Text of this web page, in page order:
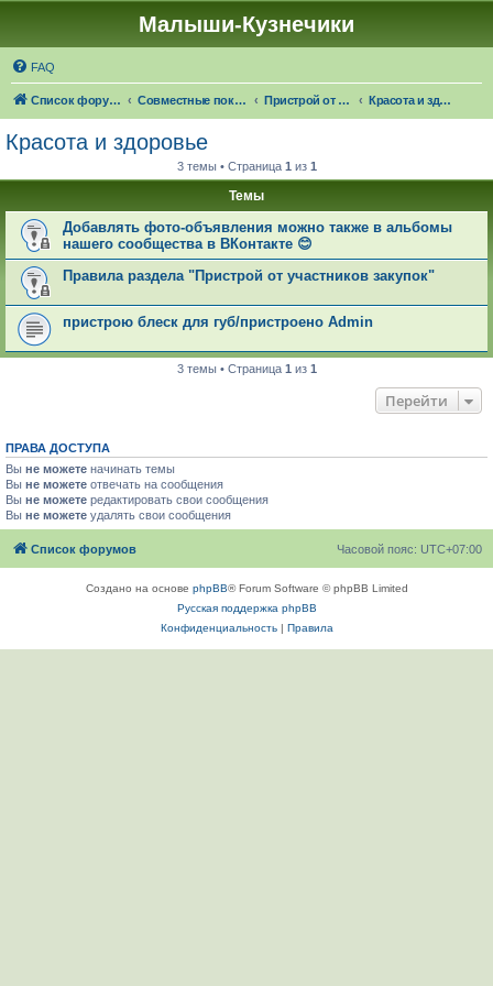
Малыши-Кузнечики
FAQ
Список форумов Совместные покупки "Малыши-Кузнечики" Пристрой от участников закупок Красота и здоровье
Красота и здоровье
3 темы • Страница 1 из 1
Темы
Добавлять фото-объявления можно также в альбомы
нашего сообщества в ВКонтакте 😊
Правила раздела "Пристрой от участников закупок"
пристрою блеск для губ/пристроено Admin
3 темы • Страница 1 из 1
Перейти
ПРАВА ДОСТУПА
Вы не можете начинать темы
Вы не можете отвечать на сообщения
Вы не можете редактировать свои сообщения
Вы не можете удалять свои сообщения
Список форумов Часовой пояс: UTC+07:00
Создано на основе phpBB® Forum Software © phpBB Limited
Русская поддержка phpBB
Конфиденциальность| Правила